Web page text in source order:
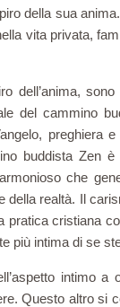
della sua
vita privata,
dell’anima,
del cammino
preghiera
buddista Zen
che
della realtà. Il
pratica cristiana
più intima di se
intimo a
Questo altro si